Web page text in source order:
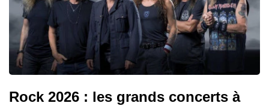
Rock 2026 : les grands concerts à